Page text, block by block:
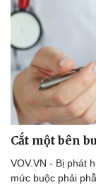
Cắt một bên
VOV.VN - Bị phát
mức buộc phải